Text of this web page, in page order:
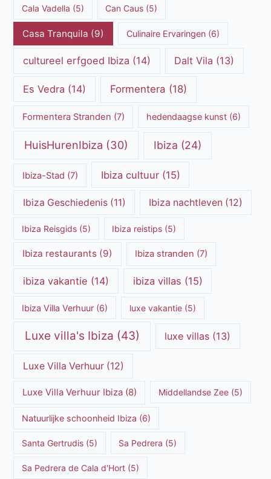
Cala Vadella (5) Can Caus (5)
Casa Tranquila (9) Culinaire Ervaringen(6)
cultureel erfgoed Ibiza (14) Dalt Vila (13)
Es Vedra (14) Formentera (18)
Formentera Stranden (7) hedendaagse kunst(6)
HuisHurenIbiza (30) Ibiza (24)
Ibiza-Stad (7) Ibiza cultuur(15)
Ibiza Geschiedenis(11) Ibiza nachtleven (12)
Ibiza Reisgids (5) Ibiza reistips (5)
Ibiza restaurants (9) Ibiza stranden (7)
ibiza vakantie (14) ibiza villas (15)
Ibiza Villa Verhuur (6) luxe vakantie(5)
Luxe villa's Ibiza (43) luxe villas (13)
Luxe Villa Verhuur(12)
Luxe Villa Verhuur Ibiza(8) Middellandse Zee (5)
Natuurlijke schoonheid Ibiza (6)
Santa Gertrudis (5) Sa Pedrera (5)
Sa Pedrera de Cala d'Hort (5)